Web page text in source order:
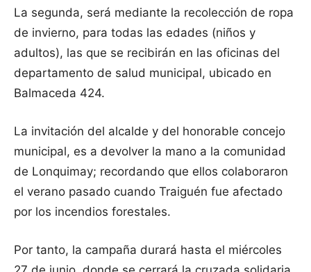
La segunda, será mediante la recolección de ropa
de invierno, para todas las edades (niños y
adultos), las que se recibirán en las oficinas del
departamento de salud municipal, ubicado en
Balmaceda 424.
La invitación del alcalde y del honorable concejo
municipal, es a devolver la mano a la comunidad
de Lonquimay; recordando que ellos colaboraron
el verano pasado cuando Traiguén fue afectado
por los incendios forestales.
Por tanto, la campaña durará hasta el miércoles